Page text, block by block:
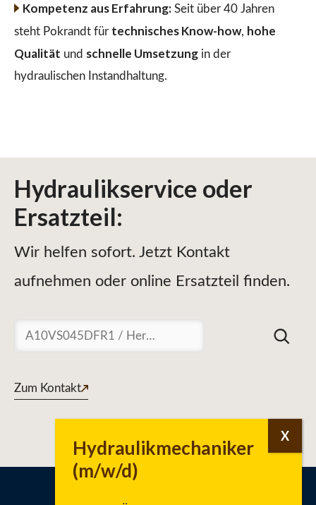
Kompetenz aus Erfahrung:Seit über 40 Jahren
steht Pokrandt für technisches Know-how, hohe
Qualität und schnelle Umsetzung in der
hydraulischen Instandhaltung.
Hydraulikservice oder
Ersatzteil:
Wir helfen sofort. Jetzt Kontakt
aufnehmen oder online Ersatzteil finden.
Suchen
Zum Kontakt